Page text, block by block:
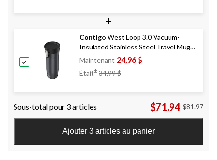
+
Contigo West Loop 3.0 Vacuum-
Insulated Stainless Steel Travel Mug
with AUTOSEAL®, Sake, 20-oz
Maintenant 24,96 $
Était± 34,99 $
Sous-total pour 3 articles $71.94 $81.97
Ajouter 3 articles au panier